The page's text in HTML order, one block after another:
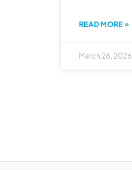
READ MORE »
March 26, 2026